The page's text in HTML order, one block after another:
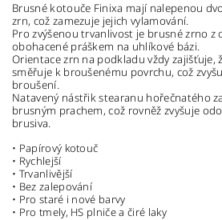
Brusné kotouče Finixa mají nalepenou
zrn, což zamezuje jejich vylamování.
Pro zvýšenou trvanlivost je brusné zrno
obohacené práškem na uhlíkové bázi.
Orientace zrn na podkladu vždy zajišťuje,
směřuje k broušenému povrchu, což
broušení.
Natavený nástřik stearanu hořečnatého
brusným prachem, což rovněž zvyšuje
brusiva.
• Papírový kotouč
• Rychlejší
• Trvanlivější
• Bez zalepování
• Pro staré i nové barvy
• Pro tmely, HS plniče a čiré laky